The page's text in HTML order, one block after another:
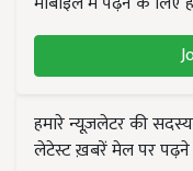
हमारे न्यूज़लेटर की
लेटेस्ट ख़बरें मेल पर पढ़ने